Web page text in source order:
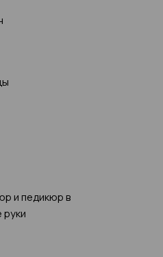
и педикюр в
руки